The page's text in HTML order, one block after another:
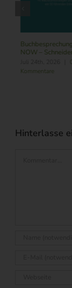
NOW – Schneider,
Kommentare
Hinterlasse